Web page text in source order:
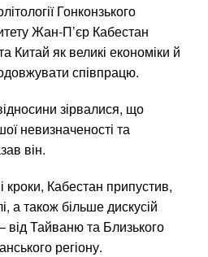
Гонконзького
Жан-П’єр Кабестан
як великі економіки й
співпрацю.
зірвалися, що
невизначеності та
він.
кроки, Кабестан припустив,
а також більше дискусій
Тайваню та Близького
регіону.